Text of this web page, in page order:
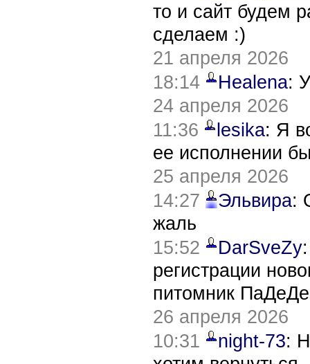
то и сайт будем
сделаем :)
21 апреля 2026
18:14
Healena:
24 апреля 2026
11:36
lesika: Я
ее исполнении
25 апреля 2026
14:27
Эльвира:
жаль
15:52
DarSveZy
регистрации
питомник
26 апреля 2026
10:31
night-73: